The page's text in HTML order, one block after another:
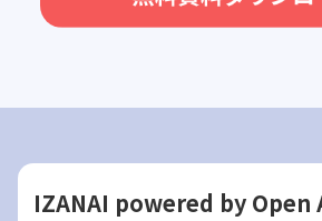
IZANAI powered by Open